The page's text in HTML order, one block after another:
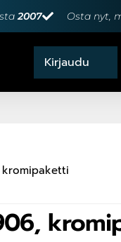
2007 Osta nyt,
kromipaketti